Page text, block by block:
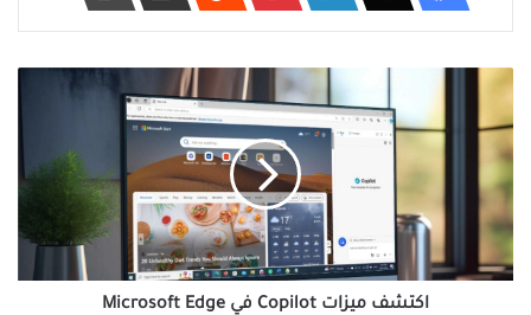
ميزات
Copilot
في
Microsoft
Edge
اكتشف ميزات Copilot في Microsoft Edge